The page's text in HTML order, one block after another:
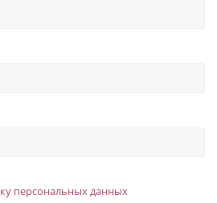
персональных данных